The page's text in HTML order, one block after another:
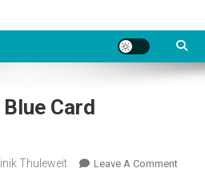
Card
Thuleweit Leave A CommentOn